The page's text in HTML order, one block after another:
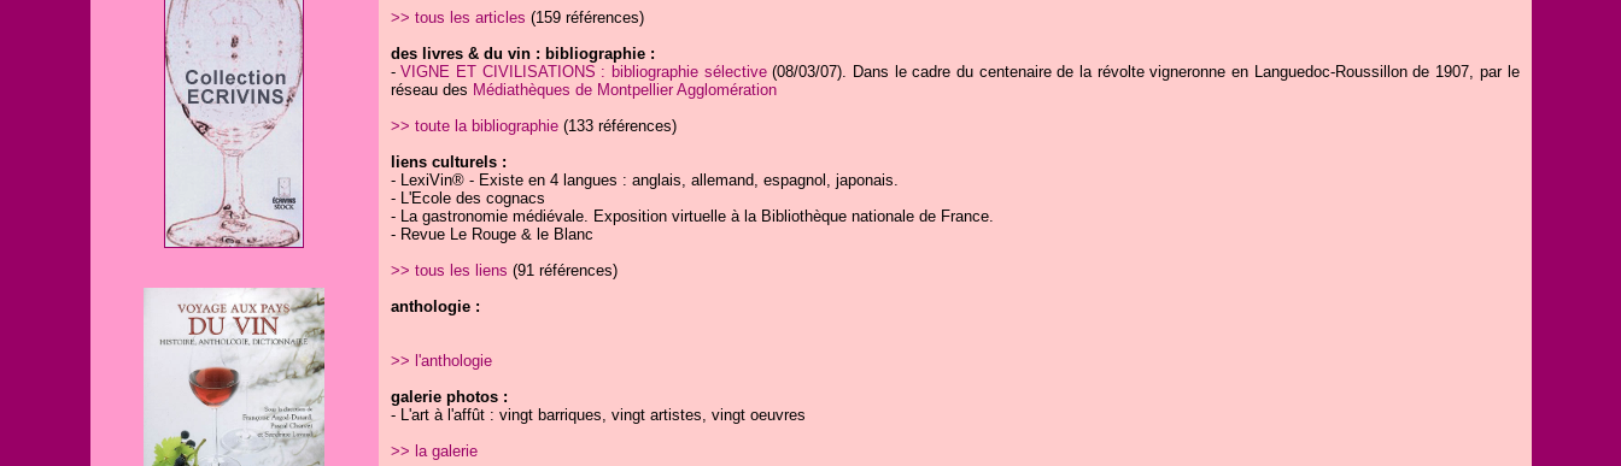
>> tous les articles (159 références)
des livres & du vin : bibliographie :
-VIGNE ET CIVILISATIONS : bibliographie sélective(08/03/07). Dans le cadre du centenaire de la révolte vigneronne en Languedoc-Roussillon de 1907, par le
réseau des Médiathèques de Montpellier Agglomération
>> toute la bibliographie(133 références)
liens culturels :
- LexiVin® - Existe en 4 langues : anglais, allemand, espagnol, japonais.
- L'Ecole des cognacs
- La gastronomie médiévale. Exposition virtuelle à la Bibliothèque nationale de France.
- Revue Le Rouge & le Blanc
>> tous les liens (91 références)
anthologie :
>> l'anthologie
galerie photos :
- L'art à l'affût : vingt barriques, vingt artistes, vingt oeuvres
>> la galerie